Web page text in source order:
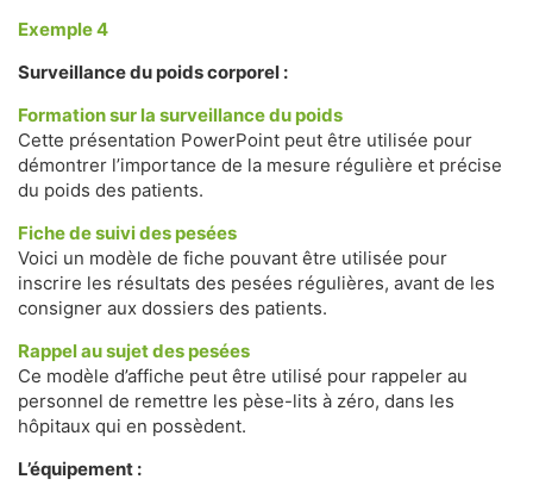
Exemple 4
Surveillance du poids corporel :
Formation sur la surveillance du poids
Cette présentation PowerPoint peut être utilisée pour
démontrer l’importance de la mesure régulière et précise
du poids des patients.
Fiche de suivi des pesées
Voici un modèle de fiche pouvant être utilisée pour
inscrire les résultats des pesées régulières, avant de les
consigner aux dossiers des patients.
Rappel au sujet des pesées
Ce modèle d’affiche peut être utilisé pour rappeler au
personnel de remettre les pèse-lits à zéro, dans les
hôpitaux qui en possèdent.
L’équipement :